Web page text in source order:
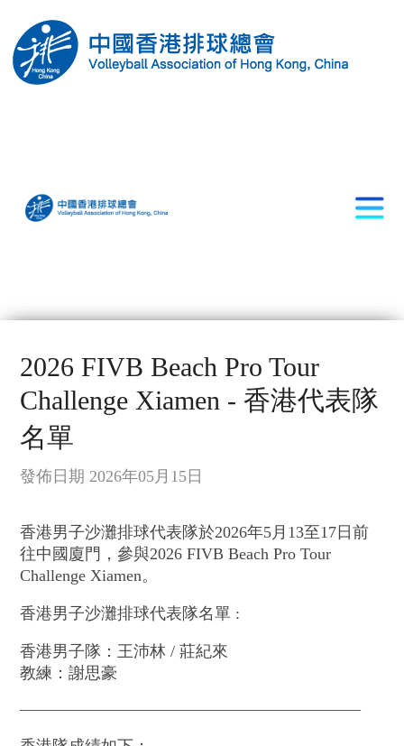
2026 FIVB Beach Pro Tour
Challenge Xiamen - 香港代表隊
名單
發佈日期 2026年05月15日
香港男子沙灘排球代表隊於2026年5月13至17日前
往中國廈門，參與2026 FIVB Beach Pro Tour
Challenge Xiamen。
香港男子沙灘排球代表隊名單 :
香港男子隊：王沛林 / 莊紀來
教練：謝思豪
—————————————————————